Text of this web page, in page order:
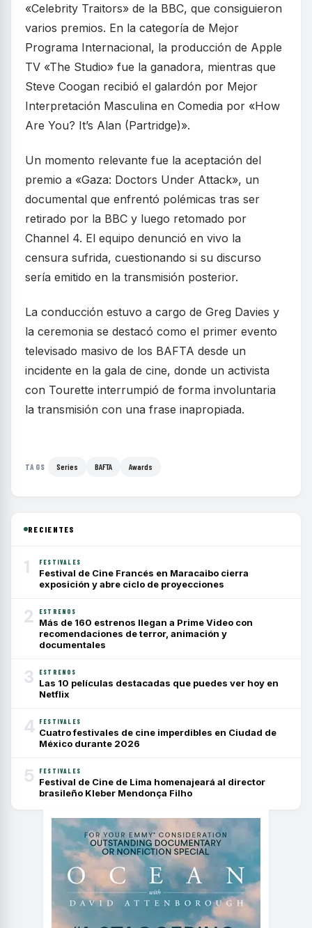
«Celebrity Traitors» de la BBC, que consiguieron
varios premios. En la categoría de Mejor
Programa Internacional, la producción de Apple
TV «The Studio» fue la ganadora, mientras que
Steve Coogan recibió el galardón por Mejor
Interpretación Masculina en Comedia por «How
Are You? It’s Alan (Partridge)».
Un momento relevante fue la aceptación del
premio a «Gaza: Doctors Under Attack», un
documental que enfrentó polémicas tras ser
retirado por la BBC y luego retomado por
Channel 4. El equipo denunció en vivo la
censura sufrida, cuestionando si su discurso
sería emitido en la transmisión posterior.
La conducción estuvo a cargo de Greg Davies y
la ceremonia se destacó como el primer evento
televisado masivo de los BAFTA desde un
incidente en la gala de cine, donde un activista
con Tourette interrumpió de forma involuntaria
la transmisión con una frase inapropiada.
TAGS Series BAFTA Awards
RECIENTES
1 FESTIVALES
Festival de Cine Francés en Maracaibo cierra
exposición y abre ciclo de proyecciones
2 ESTRENOS
Más de 160 estrenos llegan a Prime Video con
recomendaciones de terror, animación y
documentales
3 ESTRENOS
Las 10 películas destacadas que puedes ver hoy en
Netflix
4 FESTIVALES
Cuatro festivales de cine imperdibles en Ciudad de
México durante 2026
5 FESTIVALES
Festival de Cine de Lima homenajeará al director
brasileño Kleber Mendonça Filho